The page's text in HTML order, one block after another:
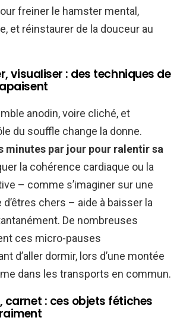
freiner le hamster mental,
et réinstaurer de la douceur au
visualiser : des techniques de
anodin, voire cliché, et
du souffle change la donne.
minutes par jour pour ralentir sa
la cohérence cardiaque ou la
– comme s’imaginer sur une
chers – aide à baisser la
De nombreuses
ces micro-pauses
d’aller dormir, lors d’une montée
dans les transports en commun.
carnet : ces objets fétiches